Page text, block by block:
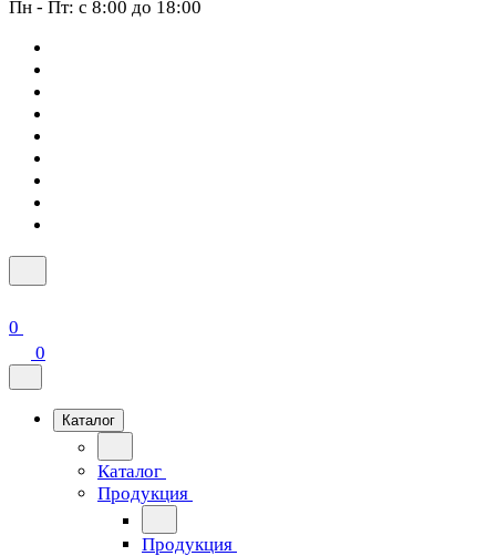
Пн - Пт: с 8:00 до 18:00
0
0
Каталог
Каталог
Продукция
Продукция